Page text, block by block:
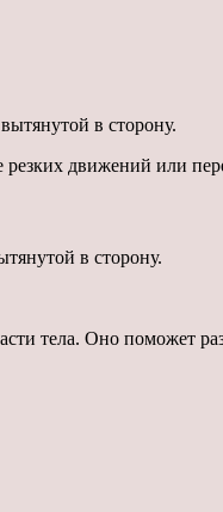
в сторону.
движений или
в сторону.
тела. Оно поможет